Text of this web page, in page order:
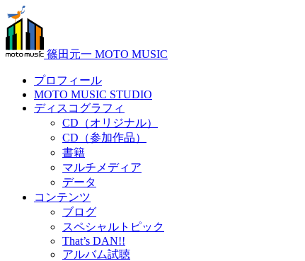
篠田元一 MOTO MUSIC
プロフィール
MOTO MUSIC STUDIO
ディスコグラフィ
CD（オリジナル）
CD（参加作品）
書籍
マルチメディア
データ
コンテンツ
ブログ
スペシャルトピック
That’s DAN!!
アルバム試聴